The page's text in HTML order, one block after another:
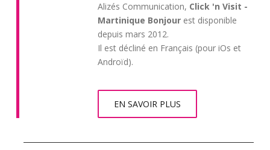
Alizés Communication, Click 'n Visit -
Martinique Bonjourest disponible
depuis mars 2012.
Il est décliné en Français (pour iOs et
Androïd).
EN SAVOIR PLUS